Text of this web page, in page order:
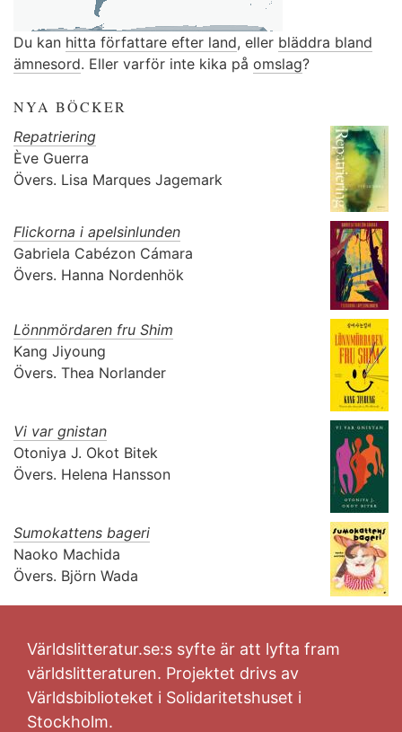
Du kan hitta författare efter land, eller bläddra bland
ämnesord. Eller varför inte kika på omslag?
NYA BÖCKER
Repatriering
Ève Guerra
Övers. Lisa Marques Jagemark
Flickorna i apelsinlunden
Gabriela Cabézon Cámara
Övers. Hanna Nordenhök
Lönnmördaren fru Shim
Kang Jiyoung
Övers. Thea Norlander
Vi var gnistan
Otoniya J. Okot Bitek
Övers. Helena Hansson
Sumokattens bageri
Naoko Machida
Övers. Björn Wada
Världslitteratur.se:s syfte är att lyfta fram
världslitteraturen. Projektet drivs av
Världsbiblioteket i Solidaritetshuset i
Stockholm.